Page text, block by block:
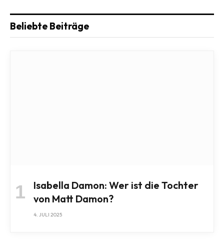
Beliebte Beiträge
Isabella Damon: Wer ist die Tochter
von Matt Damon?
4. JULI 2025